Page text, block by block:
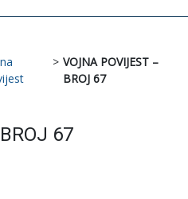
> VOJNA POVIJEST –
BROJ 67
67